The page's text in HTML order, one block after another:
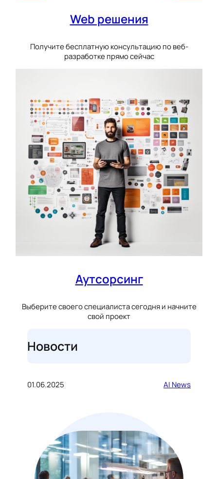
Web решения
Получите бесплатную консультацию по веб-
разработке прямо сейчас
Аутсорсинг
Выберите своего специалиста сегодня и начните
свой проект
Новости
01.06.2025 AI News